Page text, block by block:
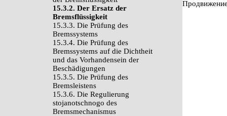
15.3.2. Der Ersatz der
Bremsflüssigkeit
15.3.3. Die Prüfung des
Bremssystems
15.3.4. Die Prüfung des
Bremssystems auf die Dichtheit
und das Vorhandensein der
Beschädigungen
15.3.5. Die Prüfung des
Bremsleistens
15.3.6. Die Regulierung
stojanotschnogo des
Bremsmechanismus